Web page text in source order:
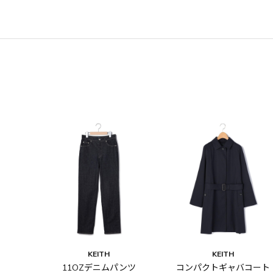
KEITH
11OZデニムパンツ
KEITH
コンパクトギャバコート